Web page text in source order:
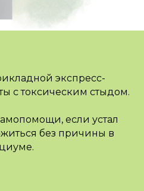
экспресс-
с токсическим стыдом.
если устал
без причины в